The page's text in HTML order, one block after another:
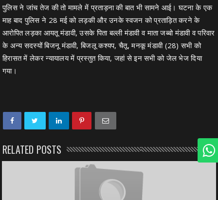
पुलिस ने जांच तेज की तो मामले में प्रताड़ना की बात भी सामने आई। घटना के एक
माह बाद पुलिस ने 28 मई को लड़की और उनके स्वजन को प्रताड़ित करने के
आरोपित लड़का आयतू मंडावी, उसके पिता बल्ली मंडावी व माता जब्बो मंडावी व परिवार
के अन्य सदस्यों बिजनू मंडावी, बिजलू कश्यप, चैतू, मनकू मंडावी (28) सभी को
हिरासत में लेकर न्यायालय में प्रस्तुत किया, जहां से इन सभी को जेल भेज दिया
गया।
RELATED POSTS